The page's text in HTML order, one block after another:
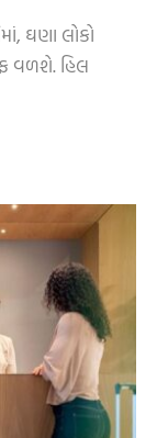
ઘણા લોકો
વળશે. હિલ